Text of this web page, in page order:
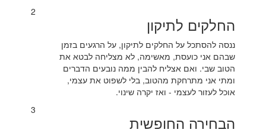
2
החלקים לתיקון
ננסה להסתכל על החלקים לתיקון, על הרגעים בזמן
שבהם אני כועסת, מאשימה, לא מצליחה לבטא את
הטוב שבי. ואם אצליח להבין ממה נובעים הדברים
ומתי אני מתרחקת מהטוב, בלי לשפוט את עצמי,
אוכל לעזור לעצמי - ואז יקרה שינוי.
3
הבחירה החופשית